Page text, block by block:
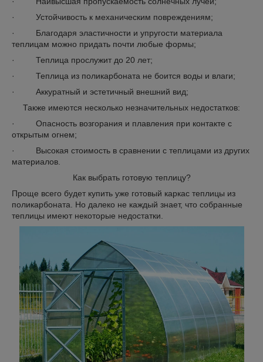
· Устойчивость к механическим повреждениям;
· Благодаря эластичности и упругости материала
теплицам можно придать почти любые формы;
· Теплица прослужит до 20 лет;
· Теплица из поликарбоната не боится воды и влаги;
· Аккуратный и эстетичный внешний вид;
Также имеются несколько незначительных недостатков:
· Опасность возгорания и плавления при контакте с
открытым огнем;
· Высокая стоимость в сравнении с теплицами из других
материалов.
Как выбрать готовую теплицу?
Проще всего будет купить уже готовый каркас теплицы из
поликарбоната. Но далеко не каждый знает, что собранные
теплицы имеют некоторые недостатки.